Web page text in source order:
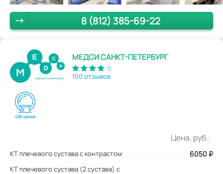
8 (812) 385-69-22
МЕДСИ САНКТ-ПЕТЕРБУРГ
150 отзывов
Цена, руб.:
КТ плечевого сустава с контрастом 6050 ₽
КТ плечевого сустава (2 сустава) с